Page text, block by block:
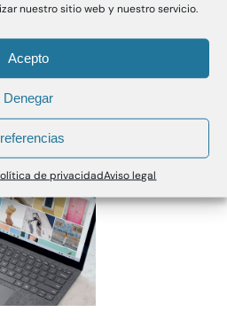
nuestro sitio web y nuestro servicio.
Acepto
Denegar
de privacidadAviso legal